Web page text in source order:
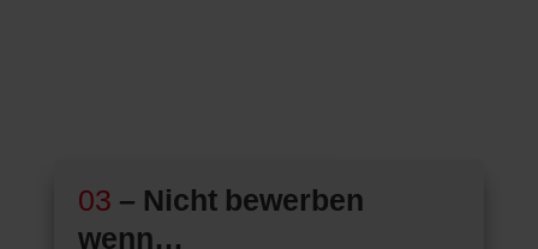
03 – Nicht bewerben
wenn…